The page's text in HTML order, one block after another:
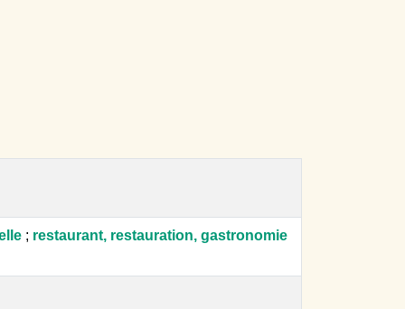
; restaurant, restauration, gastronomie